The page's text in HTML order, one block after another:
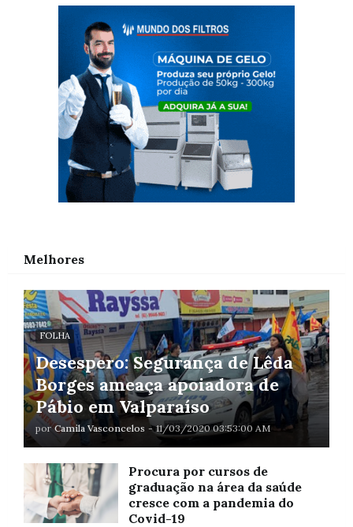
Melhores
FOLHA
Desespero: Segurança de Lêda
Borges ameaça apoiadora de
Pábio em Valparaíso
por Camila Vasconcelos - 11/03/2020 03:53:00 AM
Procura por cursos de
graduação na área da saúde
cresce com a pandemia do
Covid-19